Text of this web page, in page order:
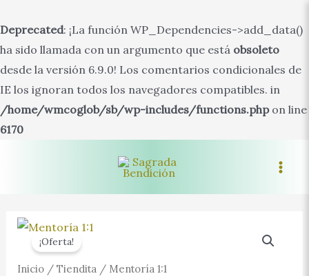
Deprecated: ¡La función WP_Dependencies->add_data()
ha sido llamada con un argumento que está obsoleto
desde la versión 6.9.0! Los comentarios condicionales de
IE los ignoran todos los navegadores compatibles. in
/home/wmcoglob/sb/wp-includes/functions.phpon line
6170
Main
¡Oferta!
Inicio/ Tiendita / Mentoría 1:1